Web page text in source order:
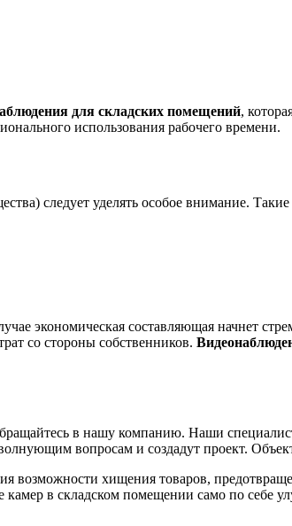
для складских помещений,
использования рабочего времени.
следует уделять особое внимание.
экономическая составляющая начнет
со стороны собственников.
в нашу компанию. Наши
вопросам и создадут проект.
возможности хищения товаров,
в складском помещении само по себе